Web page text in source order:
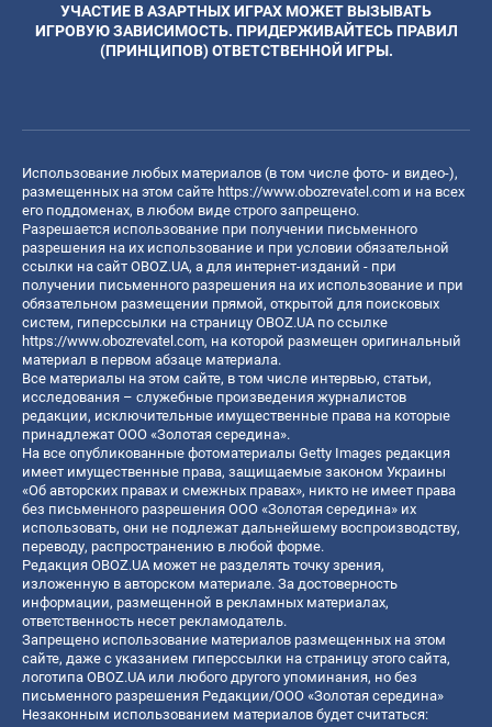
УЧАСТИЕ В АЗАРТНЫХ ИГРАХ МОЖЕТ ВЫЗЫВАТЬ
ИГРОВУЮ ЗАВИСИМОСТЬ. ПРИДЕРЖИВАЙТЕСЬ ПРАВИЛ
(ПРИНЦИПОВ) ОТВЕТСТВЕННОЙ ИГРЫ.
Использование любых материалов (в том числе фото- и видео-),
размещенных на этом сайте https://www.obozrevatel.com и на всех
его поддоменах, в любом виде строго запрещено.
Разрешается использование при получении письменного
разрешения на их использование и при условии обязательной
ссылки на сайт OBOZ.UA, а для интернет-изданий - при
получении письменного разрешения на их использование и при
обязательном размещении прямой, открытой для поисковых
систем, гиперссылки на страницу OBOZ.UA по ссылке
https://www.obozrevatel.com, на которой размещен оригинальный
материал в первом абзаце материала.
Все материалы на этом сайте, в том числе интервью, статьи,
исследования – служебные произведения журналистов
редакции, исключительные имущественные права на которые
принадлежат ООО «Золотая середина».
На все опубликованные фотоматериалы Getty Images редакция
имеет имущественные права, защищаемые законом Украины
«Об авторских правах и смежных правах», никто не имеет права
без письменного разрешения ООО «Золотая середина» их
использовать, они не подлежат дальнейшему воспроизводству,
переводу, распространению в любой форме.
Редакция OBOZ.UA может не разделять точку зрения,
изложенную в авторском материале. За достоверность
информации, размещенной в рекламных материалах,
ответственность несет рекламодатель.
Запрещено использование материалов размещенных на этом
сайте, даже с указанием гиперссылки на страницу этого сайта,
логотипа OBOZ.UA или любого другого упоминания, но без
письменного разрешения Редакции/ООО «Золотая середина»
Незаконным использованием материалов будет считаться: